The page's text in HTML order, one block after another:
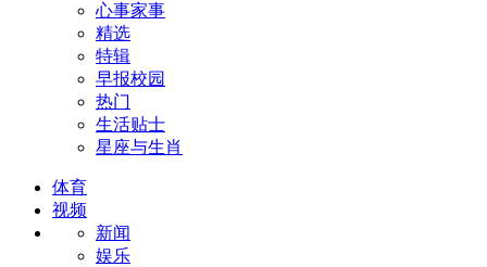
心事家事
精选
特辑
早报校园
热门
生活贴士
星座与生肖
体育
视频
新闻
娱乐